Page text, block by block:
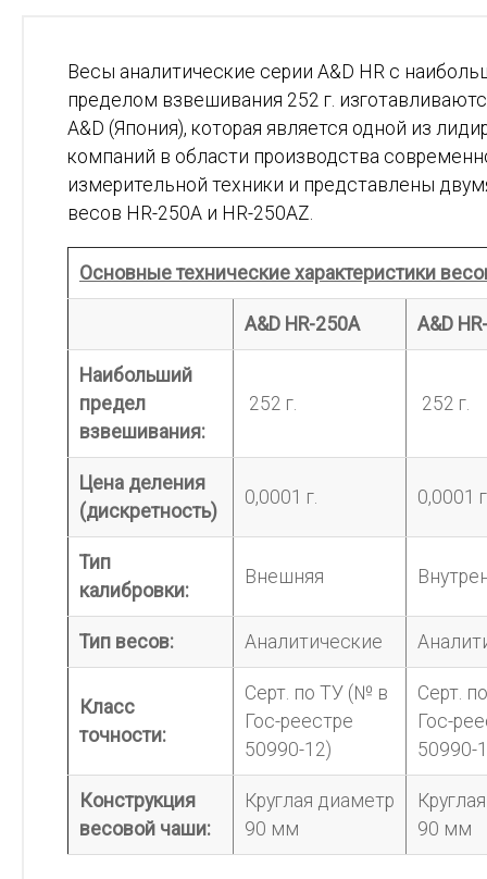
Весы аналитические серии A&D HR с
пределом взвешивания 252 г.
A&D (Япония), которая является одной из
компаний в области производства
измерительной техники и представлены
весов HR-250A и HR-250AZ.
Основные технические характеристики
A&D HR-250A A&D
Наибольший
предел
взвешивания:
252 г. 252 г.
Цена деления
(дискретность)
0,0001 г. 0,0001
Тип
калибровки:
Внешняя
Тип весов: Аналитические
Класс
точности:
Серт. по ТУ (№ в
Гос-реестре
50990-12)
Серт.
Гос-
50990-
Конструкция
весовой чаши:
Круглая диаметр
90 мм
90 мм